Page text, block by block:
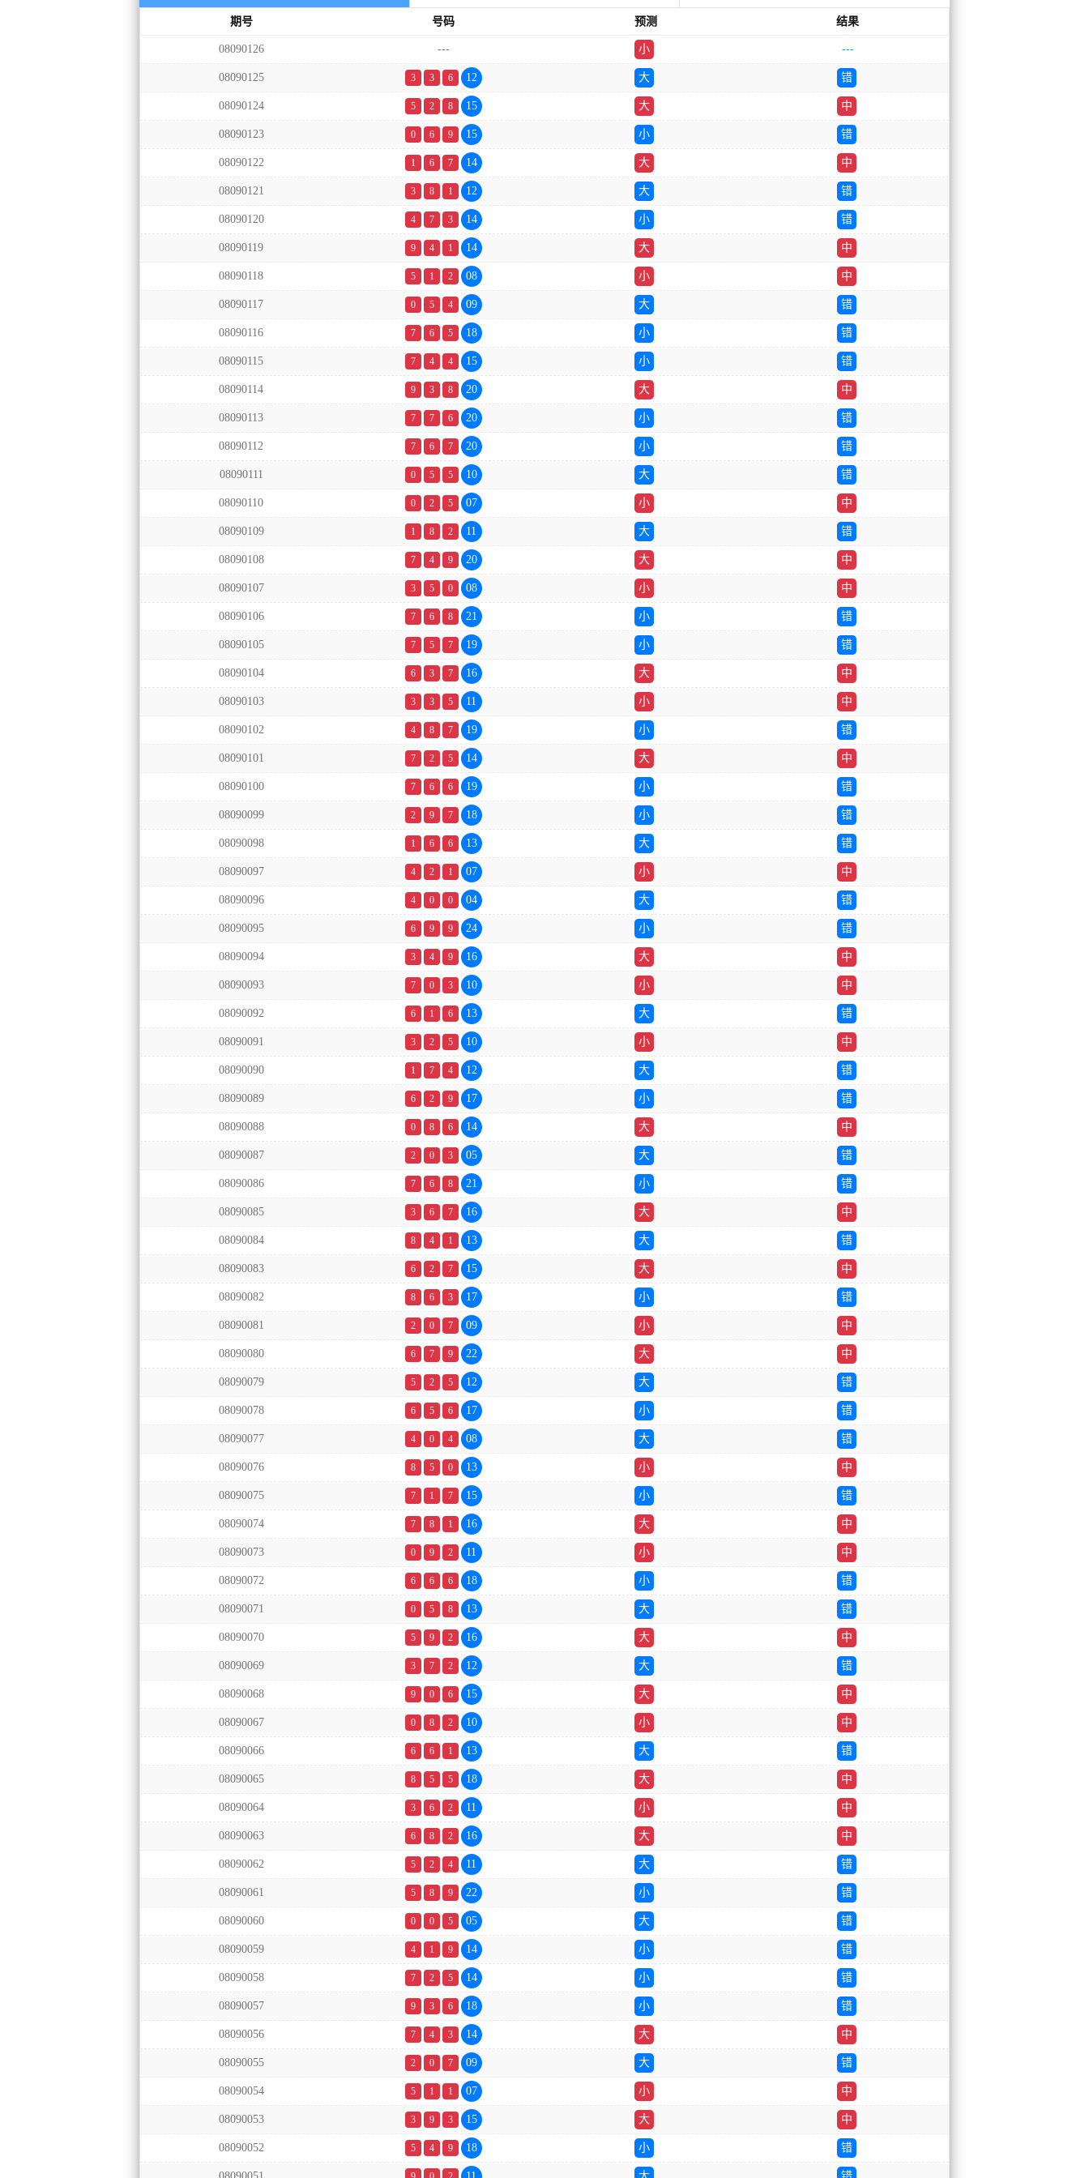
期号 号码 预测 结果
08090126 ---
小
双
---
08090125 3 3 6 12 大 错
08090124 5 2 8 15 大 中
08090123 0 6 9 15 小 错
08090122 1 6 7 14 大 中
08090121 3 8 1 12 大 错
08090120 4 7 3 14 小 错
08090119 9 4 1 14 大 中
08090118 5 1 2 08 小 中
08090117 0 5 4 09 大 错
08090116 7 6 5 18 小 错
08090115 7 4 4 15 小 错
08090114 9 3 8 20 大 中
08090113 7 7 6 20 小 错
08090112 7 6 7 20 小 错
08090111 0 5 5 10 大 错
08090110 0 2 5 07 小 中
08090109 1 8 2 11 大 错
08090108 7 4 9 20 大 中
08090107 3 5 0 08 小 中
08090106 7 6 8 21 小 错
08090105 7 5 7 19 小 错
08090104 6 3 7 16 大 中
08090103 3 3 5 11 小 中
08090102 4 8 7 19 小 错
08090101 7 2 5 14 大 中
08090100 7 6 6 19 小 错
08090099 2 9 7 18 小 错
08090098 1 6 6 13 大 错
08090097 4 2 1 07 小 中
08090096 4 0 0 04 大 错
08090095 6 9 9 24 小 错
08090094 3 4 9 16 大 中
08090093 7 0 3 10 小 中
08090092 6 1 6 13 大 错
08090091 3 2 5 10 小 中
08090090 1 7 4 12 大 错
08090089 6 2 9 17 小 错
08090088 0 8 6 14 大 中
08090087 2 0 3 05 大 错
08090086 7 6 8 21 小 错
08090085 3 6 7 16 大 中
08090084 8 4 1 13 大 错
08090083 6 2 7 15 大 中
08090082 8 6 3 17 小 错
08090081 2 0 7 09 小 中
08090080 6 7 9 22 大 中
08090079 5 2 5 12 大 错
08090078 6 5 6 17 小 错
08090077 4 0 4 08 大 错
08090076 8 5 0 13 小 中
08090075 7 1 7 15 小 错
08090074 7 8 1 16 大 中
08090073 0 9 2 11 小 中
08090072 6 6 6 18 小 错
08090071 0 5 8 13 大 错
08090070 5 9 2 16 大 中
08090069 3 7 2 12 大 错
08090068 9 0 6 15 大 中
08090067 0 8 2 10 小 中
08090066 6 6 1 13 大 错
08090065 8 5 5 18 大 中
08090064 3 6 2 11 小 中
08090063 6 8 2 16 大 中
08090062 5 2 4 11 大 错
08090061 5 8 9 22 小 错
08090060 0 0 5 05 大 错
08090059 4 1 9 14 小 错
08090058 7 2 5 14 小 错
08090057 9 3 6 18 小 错
08090056 7 4 3 14 大 中
08090055 2 0 7 09 大 错
08090054 5 1 1 07 小 中
08090053 3 9 3 15 大 中
08090052 5 4 9 18 小 错